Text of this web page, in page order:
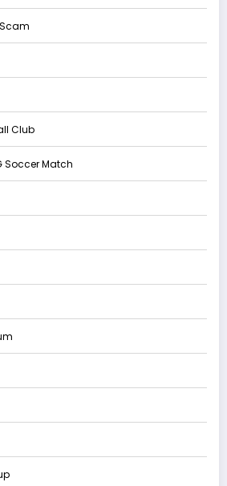
Club
Soccer Match